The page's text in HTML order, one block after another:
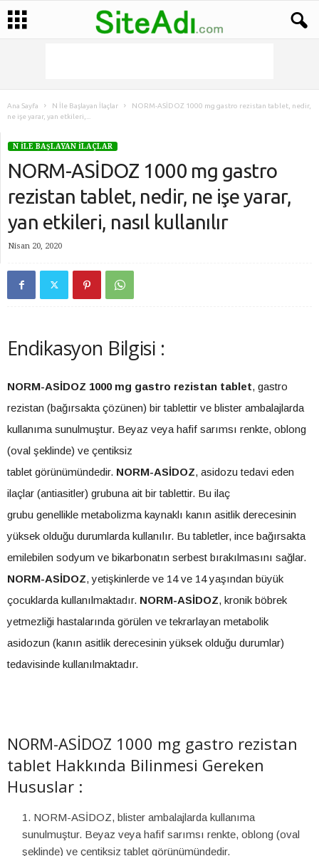
Ana Sayfa N İle Başlayan İlaçlar
NORM-ASİDOZ 1000 mg gastro rezistan tablet, nedir,
ne işe yarar, yan etkileri,...
N İLE BAŞLAYAN İLAÇLAR
NORM-ASİDOZ 1000 mg gastro
rezistan tablet, nedir, ne işe yarar,
yan etkileri, nasıl kullanılır
Nisan 20, 2020
Endikasyon Bilgisi :
NORM-ASİDOZ 1000 mg gastro rezistan tablet, gastro
rezistan (bağırsakta çözünen) bir tablettir ve blister ambalajlarda
kullanıma sunulmuştur. Beyaz veya hafif sarımsı renkte, oblong
(oval şeklinde) ve çentiksiz
tablet görünümündedir. NORM-ASİDOZ, asidozu tedavi eden
ilaçlar (antiasitler) grubuna ait bir tablettir. Bu ilaç
grubu genellikle metabolizma kaynaklı kanın asitlik derecesinin
yüksek olduğu durumlarda kullanılır. Bu tabletler, ince bağırsakta
emilebilen sodyum ve bikarbonatın serbest bırakılmasını sağlar.
NORM-ASİDOZ, yetişkinlerde ve 14 ve 14 yaşından büyük
çocuklarda kullanılmaktadır. NORM-ASİDOZ, kronik böbrek
yetmezliği hastalarında görülen ve tekrarlayan metabolik
asidozun (kanın asitlik derecesinin yüksek olduğu durumlar)
tedavisinde kullanılmaktadır.
NORM-ASİDOZ 1000 mg gastro rezistan
tablet Hakkında Bilinmesi Gereken
Hususlar :
NORM-ASİDOZ, blister ambalajlarda kullanıma
sunulmuştur. Beyaz veya hafif sarımsı renkte, oblong (oval
şeklinde) ve çentiksiz tablet görünümündedir.